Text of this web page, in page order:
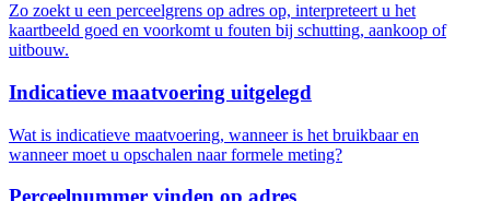
Zo zoekt u een perceelgrens op adres op, interpreteert u het
kaartbeeld goed en voorkomt u fouten bij schutting, aankoop of
uitbouw.
Indicatieve maatvoering uitgelegd
Wat is indicatieve maatvoering, wanneer is het bruikbaar en
wanneer moet u opschalen naar formele meting?